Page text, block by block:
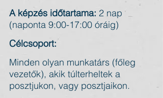
A képzés időtartama: 2 nap
(naponta 9:00-17:00 óráig)
Célcsoport:
Minden olyan munkatárs (főleg
vezetők), akik túlterheltek a
posztjukon, vagy posztjaikon.